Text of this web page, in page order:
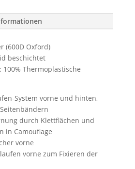
(600D Oxford)
beschichtet
Thermoplastische
System vorne und hinten,
durch Klettflächen und
in Camouflage
vorne
vorne zum Fixieren der